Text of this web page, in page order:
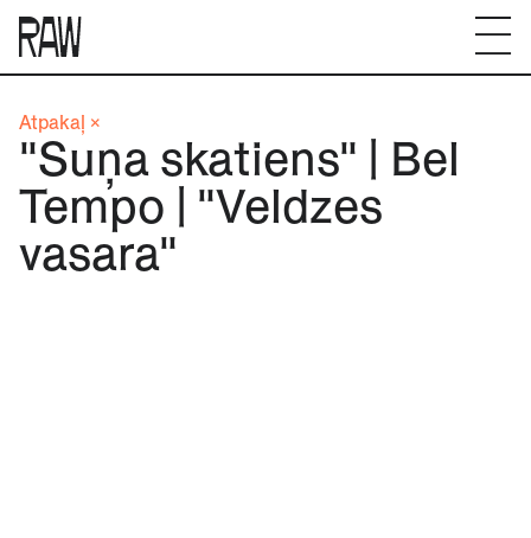
"Suņa skatiens" | Bel
Tempo | "Veldzes
vasara"
Atpakaļ ×